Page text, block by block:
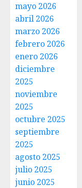
mayo 2026
abril 2026
marzo 2026
febrero 2026
enero 2026
diciembre
2025
noviembre
2025
octubre 2025
septiembre
2025
agosto 2025
julio 2025
junio 2025